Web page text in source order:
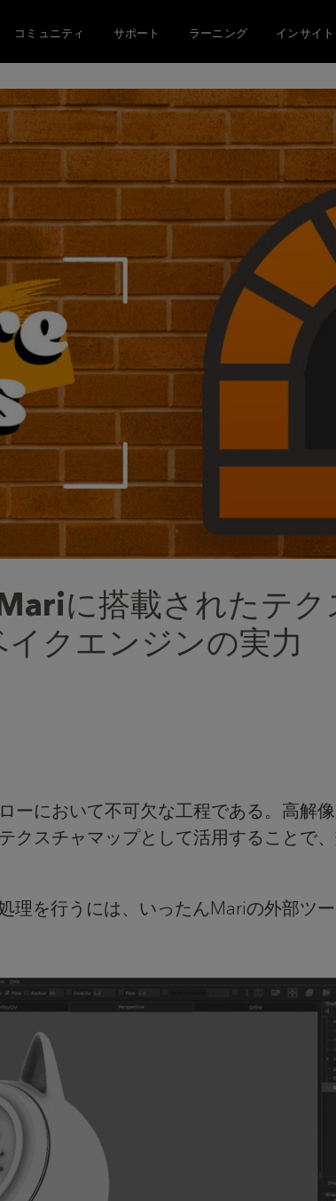
コミュニティ サポート ラーニング インサイト
に搭載されたテク
イクエンジンの実力
ーにおいて不可欠な工程である。高解
クスチャマップとして活用することで
理を行うには、いったんMariの外部ツ